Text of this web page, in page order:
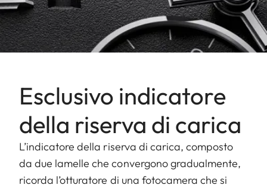
Esclusivo indicatore
della riserva di carica
L’indicatore della riserva di carica, composto
da due lamelle che convergono gradualmente,
ricorda l’otturatore di una fotocamera che si